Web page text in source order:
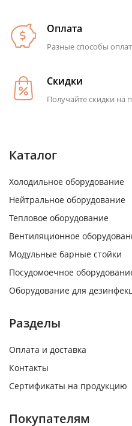
Оплата
Разные способы
Скидки
Получайте скидки на
Каталог
Холодильное оборудование
Нейтральное оборудование
Тепловое оборудование
Вентиляционное
Модульные барные стойки
Посудомоечное
Оборудование для
Разделы
Оплата и доставка
Контакты
Сертификаты на продукцию
Покупателям